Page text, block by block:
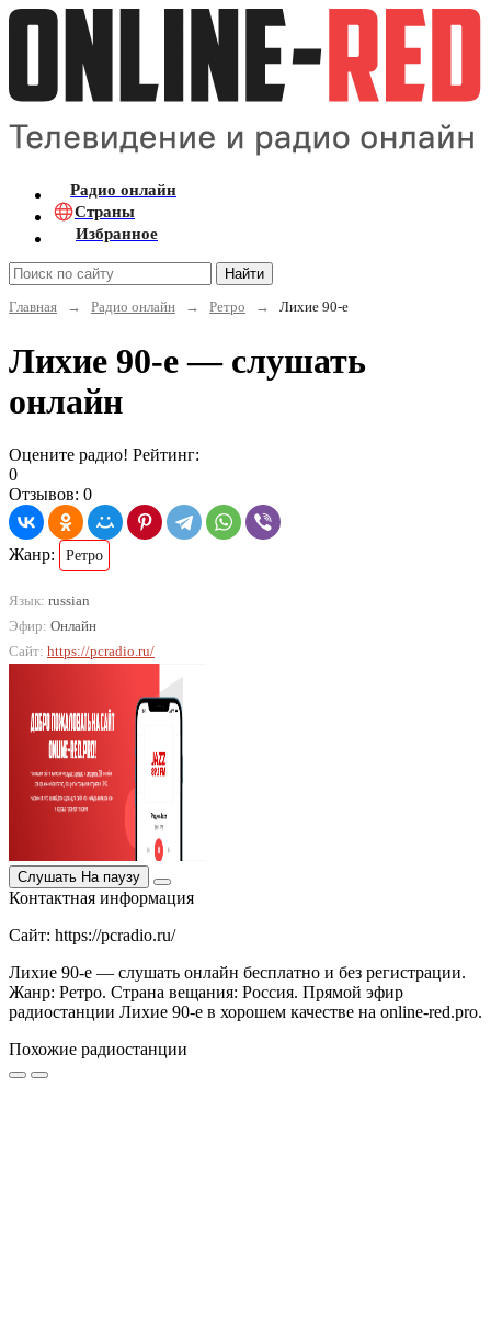
Радио онлайн
Страны
Избранное
Найти
Главная
→ Радио онлайн → Ретро → Лихие 90-е
Лихие 90-е — слушать
онлайн
Оцените радио! Рейтинг:
0
Отзывов: 0
Жанр: Ретро
Язык: russian
Эфир: Онлайн
Сайт: https://pcradio.ru/
Слушать На паузу
Контактная информация
Сайт: https://pcradio.ru/
Лихие 90-е — слушать онлайн бесплатно и без регистрации.
Жанр: Ретро. Страна вещания: Россия. Прямой эфир
радиостанции Лихие 90-е в хорошем качестве на online-red.pro.
Похожие радиостанции